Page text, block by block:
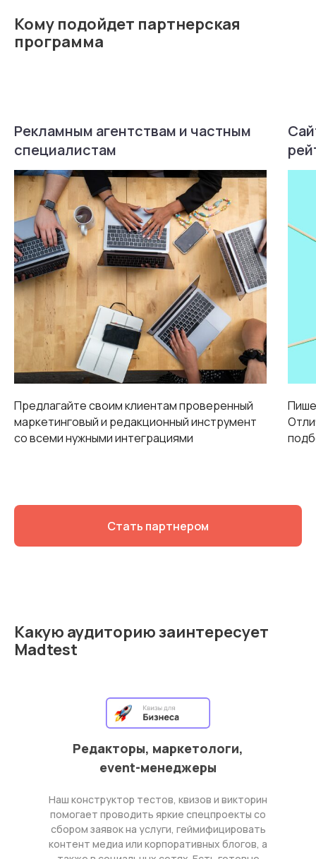
Кому подойдет партнерская
программа
Рекламным агентствам и частным
специалистам
Предлагайте своим клиентам проверенный
маркетинговый и редакционный инструмент
со всеми нужными интеграциями
Стать партнером
Какую аудиторию заинтересует
Madtest
Редакторы, маркетологи,
event-менеджеры
Наш конструктор тестов, квизов и викторин
помогает проводить яркие спецпроекты со
сбором заявок на услуги, геймифицировать
контент медиа или корпоративных блогов, а